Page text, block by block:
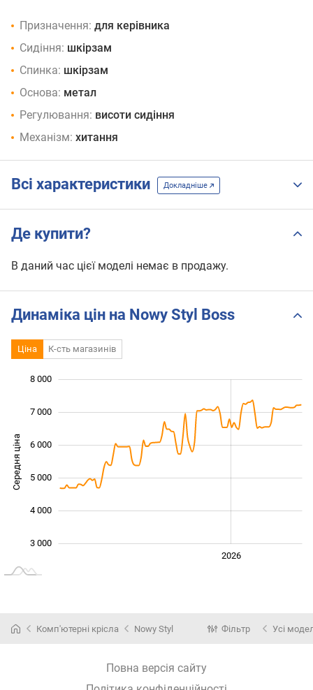
Призначення: для керівника
Сидіння: шкірзам
Спинка: шкірзам
Основа: метал
Регулювання: висоти сидіння
Механізм: хитання
Всі характеристики Докладніше
Де купити?
В даний час цієї моделі немає в продажу.
Динаміка цін на Nowy Styl Boss
Ціна К-сть магазинів
Середня ціна
3 000
4 000
5 000
6 000
7 000
8 000
2026
Комп'ютерні крісла Nowy Styl Фільтр Усі
Повна версія сайту